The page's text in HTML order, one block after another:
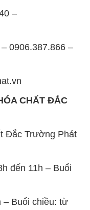
–
0906.387.866 –
CHẤT ĐẮC
Đắc Trường Phát
đến 11h – Buổi
– Buổi chiều: từ